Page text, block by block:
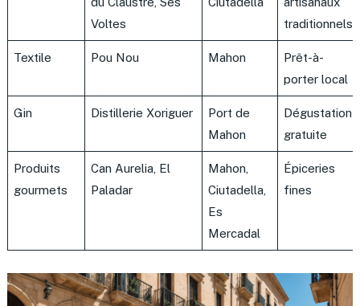
Voltes
traditionnels
Textile Pou Nou Mahon
Prêt-à-
porter local
Gin Distillerie Xoriguer
Port de
Mahon
Dégustation
gratuite
Produits
gourmets
Can Aurelia, El
Paladar
Mahon,
Ciutadella,
Es
Mercadal
Épiceries
fines